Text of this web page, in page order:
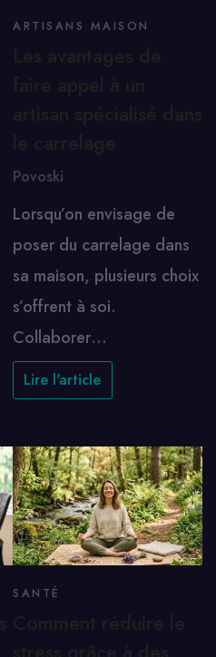
ARTISANS MAISON
Povoski
Lorsqu’on envisage de
poser du carrelage dans
sa maison, plusieurs choix
s’offrent à soi.
Collaborer…
Lire l'article
SANTÉ